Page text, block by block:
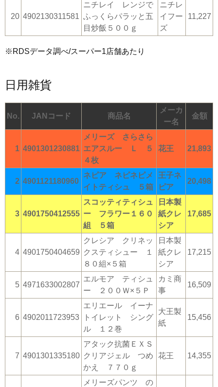
20 4902130311581
ニチレイ レンジで
ふっくらパラッと五
目炒飯５００ｇ
ニチレ
イフー
ズ
11,227
※RDSデータ調べ/スーパー1店舗あたり
日用雑貨
No. JANコード 商品名
メーカ
ー名
金額
1 4901301230881
メリーズ さらさら
エアスルー Ｌ ５
４枚
花王 21,893
2 4901121180960
ネピア ネピネピメ
イトティシュ ５箱
王子ネ
ピア
20,498
3 4901750412555
スコッティティシュ
ー フラワー１６０
組 ５箱
日本製
紙クレ
シア
17,685
4 4901750404659
クレシア クリネッ
クスティシュー １
８０組×５箱
日本製
紙クレ
シア
17,215
5 4971633002807
エルモア ティシュ
ー ２００Ｗ×５Ｐ
カミ商
事
16,509
6 4902011723953
エリエール イーナ
トイレット シング
ル １２巻
大王製
紙
15,456
7 4901301335180
アタック抗菌ＥＸＳ
クリアジェル つめ
かえ ７７０ｇ
花王 14,355
メリーズパンツ の